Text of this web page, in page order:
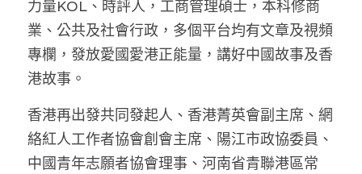
力量KOL、時評人，工商管理碩士，本科修商
業、公共及社會行政，多個平台均有文章及視頻
專欄，發放愛國愛港正能量，講好中國故事及香
港故事。
香港再出發共同發起人、香港菁英會副主席、網
絡紅人工作者協會創會主席、陽江市政協委員、
中國青年志願者協會理事、河南省青聯港區常